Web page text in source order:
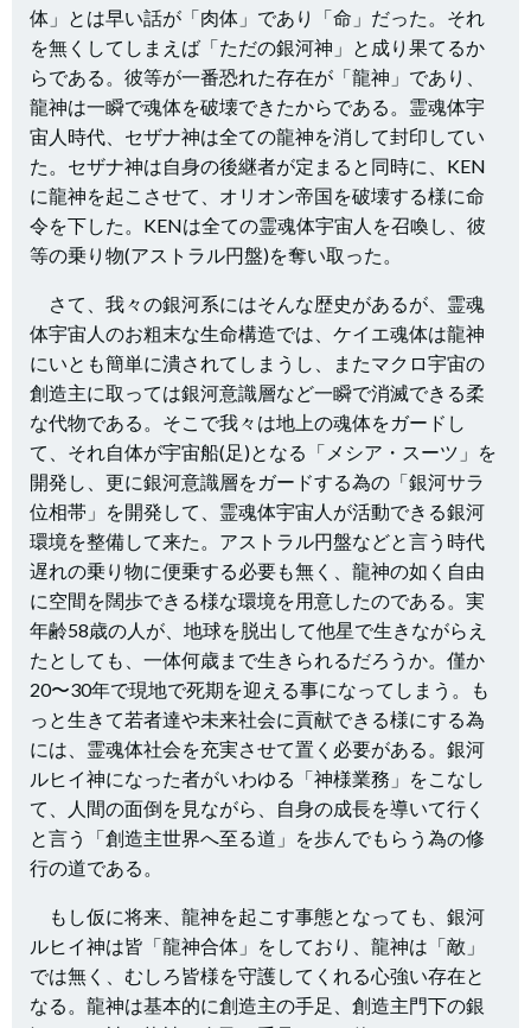
体」とは早い話が「肉体」であり「命」だった。それ
を無くしてしまえば「ただの銀河神」と成り果てるか
らである。彼等が一番恐れた存在が「龍神」であり、
龍神は一瞬で魂体を破壊できたからである。霊魂体宇
宙人時代、セザナ神は全ての龍神を消して封印してい
た。セザナ神は自身の後継者が定まると同時に、KEN
に龍神を起こさせて、オリオン帝国を破壊する様に命
令を下した。KENは全ての霊魂体宇宙人を召喚し、彼
等の乗り物(アストラル円盤)を奪い取った。
さて、我々の銀河系にはそんな歴史があるが、霊魂
体宇宙人のお粗末な生命構造では、ケイエ魂体は龍神
にいとも簡単に潰されてしまうし、またマクロ宇宙の
創造主に取っては銀河意識層など一瞬で消滅できる柔
な代物である。そこで我々は地上の魂体をガードし
て、それ自体が宇宙船(足)となる「メシア・スーツ」を
開発し、更に銀河意識層をガードする為の「銀河サラ
位相帯」を開発して、霊魂体宇宙人が活動できる銀河
環境を整備して来た。アストラル円盤などと言う時代
遅れの乗り物に便乗する必要も無く、龍神の如く自由
に空間を闊歩できる様な環境を用意したのである。実
年齢58歳の人が、地球を脱出して他星で生きながらえ
たとしても、一体何歳まで生きられるだろうか。僅か
20〜30年で現地で死期を迎える事になってしまう。も
っと生きて若者達や未来社会に貢献できる様にする為
には、霊魂体社会を充実させて置く必要がある。銀河
ルヒイ神になった者がいわゆる「神様業務」をこなし
て、人間の面倒を見ながら、自身の成長を導いて行く
と言う「創造主世界へ至る道」を歩んでもらう為の修
行の道である。
もし仮に将来、龍神を起こす事態となっても、銀河
ルヒイ神は皆「龍神合体」をしており、龍神は「敵」
では無く、むしろ皆様を守護してくれる心強い存在と
なる。龍神は基本的に創造主の手足、創造主門下の銀